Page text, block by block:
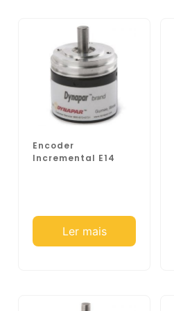
Encoder
Incremental E14
Ler mais